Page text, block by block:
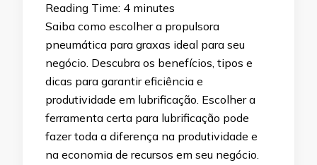
Reading Time: 4 minutes
Saiba como escolher a propulsora
pneumática para graxas ideal para seu
negócio. Descubra os benefícios, tipos e
dicas para garantir eficiência e
produtividade em lubrificação. Escolher a
ferramenta certa para lubrificação pode
fazer toda a diferença na produtividade e
na economia de recursos em seu negócio.